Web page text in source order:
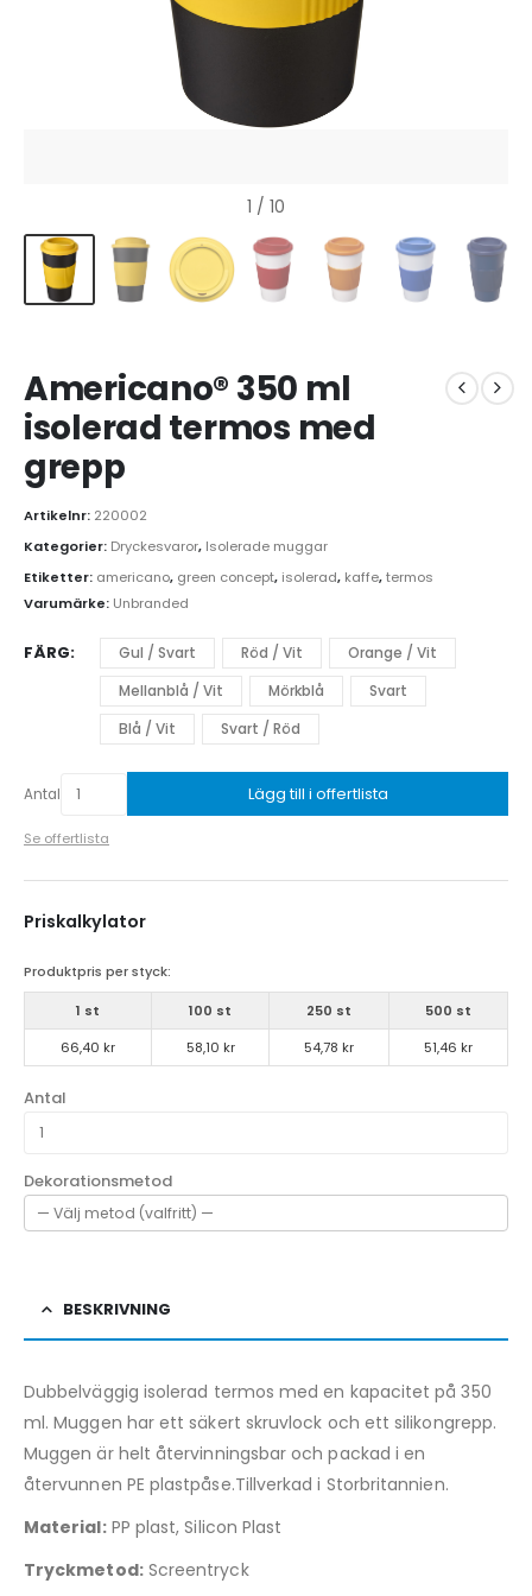
1 / 10
Americano® 350 ml
isolerad termos med
grepp
Artikelnr: 220002
Kategorier: Dryckesvaror, Isolerade muggar
Etiketter: americano, green concept, isolerad, kaffe,termos
Varumärke: Unbranded
FÄRG Gul / Svart Röd / Vit
Orange / Vit
Mellanblå / Vit
Mörkblå
Svart
Blå / Vit
Svart / Röd
Antal Lägg till i offertlista
Se offertlista
Priskalkylator
Produktpris per styck:
1 st 100 st 250 st
500 st
66,40 kr
58,10 kr 54,78 kr 51,46 kr
Antal
Dekorationsmetod
BESKRIVNING
Dubbelväggig isolerad termos med en kapacitet på 350
ml. Muggen har ett säkert skruvlock och ett silikongrepp.
Muggen är helt återvinningsbar och packad i en
återvunnen PE plastpåse.Tillverkad i Storbritannien.
Material:PP plast, Silicon Plast
Tryckmetod:Screentryck